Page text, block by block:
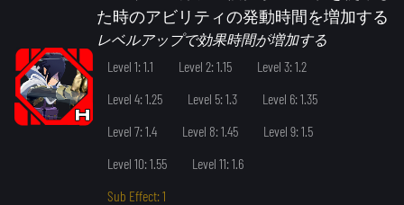
た時のアビリティの発動時間を増加する
レベルアップで効果時間が増加する
Level 1: 1.1
Level 2: 1.15
Level 3: 1.2
Level 4: 1.25
Level 5: 1.3
Level 6: 1.35
Level 7: 1.4
Level 8: 1.45
Level 9: 1.5
Level 10: 1.55
Level 11: 1.6
Sub Effect: 1